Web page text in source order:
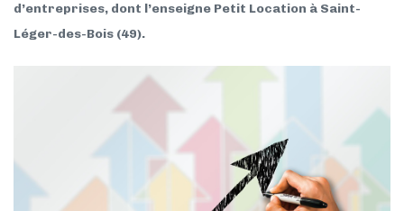
d’entreprises, dont l’enseigne Petit Location à Saint-
Léger-des-Bois (49).